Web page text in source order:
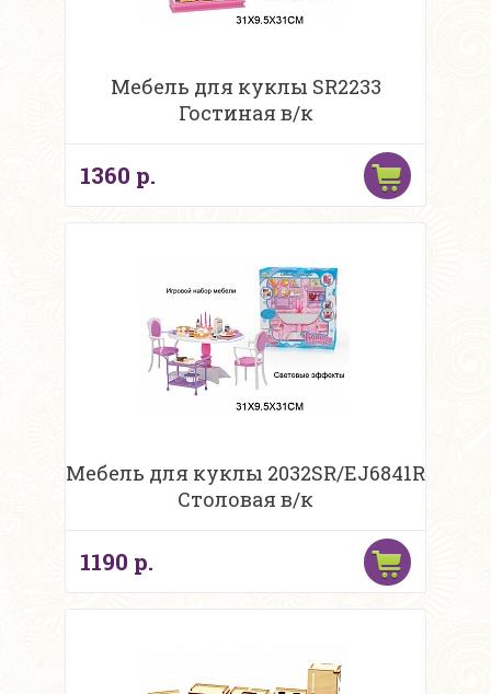
Мебель для куклы SR2233
Гостиная в/к
1360 р.
Мебель для куклы 2032SR/EJ6841R
Столовая в/к
1190 р.